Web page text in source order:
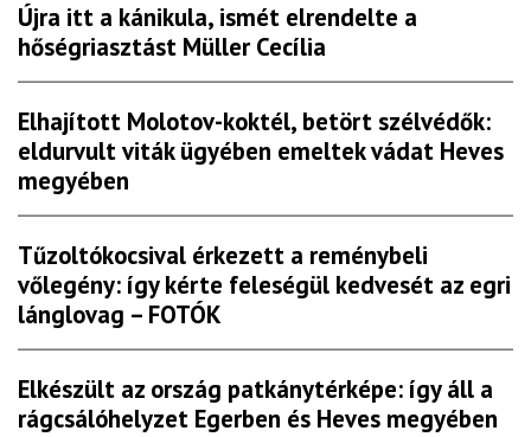
Újra itt a kánikula, ismét elrendelte a
hőségriasztást Müller Cecília
Elhajított Molotov-koktél, betört szélvédők:
eldurvult viták ügyében emeltek vádat Heves
megyében
Tűzoltókocsival érkezett a reménybeli
vőlegény: így kérte feleségül kedvesét az egri
lánglovag – FOTÓK
Elkészült az ország patkánytérképe: így áll a
rágcsálóhelyzet Egerben és Heves megyében